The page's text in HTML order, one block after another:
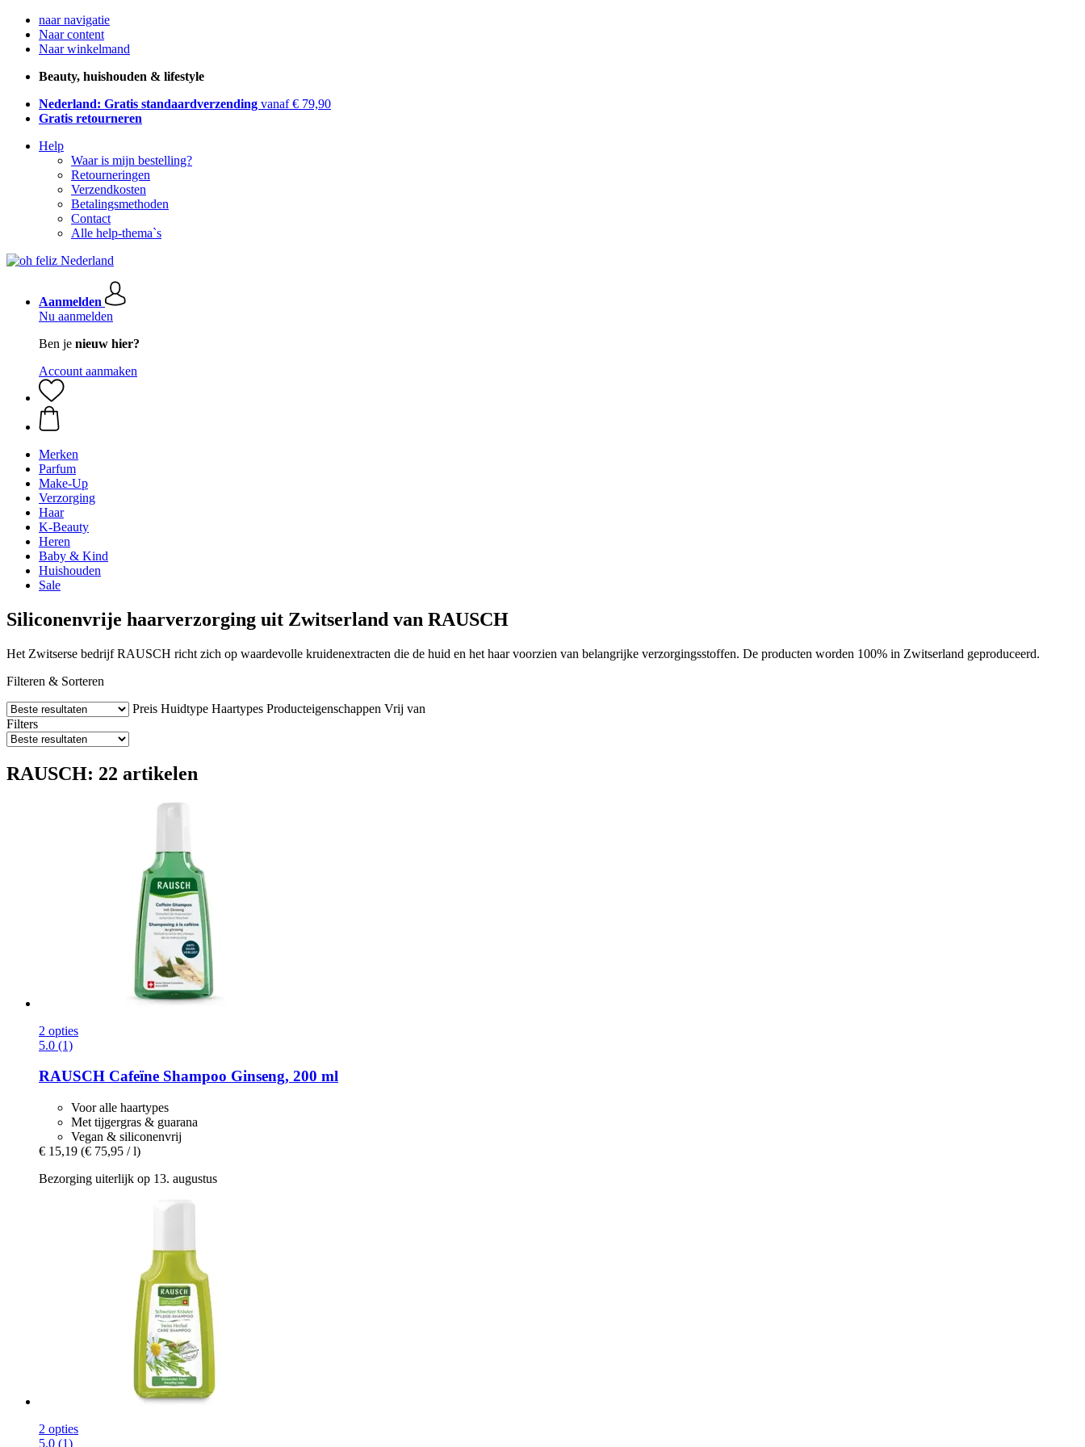
naar navigatie
Naar content
Naar winkelmand
Beauty, huishouden & lifestyle
Nederland: Gratis standaardverzending vanaf € 79,90
Gratis retourneren
Help
Waar is mijn bestelling?
Retourneringen
Verzendkosten
Betalingsmethoden
Contact
Alle help-thema`s
Aanmelden
Nu aanmelden
Ben je nieuw hier?
Account aanmaken
Merken
Parfum
Make-Up
Verzorging
Haar
K-Beauty
Heren
Baby & Kind
Huishouden
Sale
Siliconenvrije haarverzorging uit Zwitserland van RAUSCH
Het Zwitserse bedrijf RAUSCH richt zich op waardevolle kruidenextracten die de huid en het haar voorzien van belangrijke verzorgingsstoffen. De producten worden 100% in Zwitserland geproduceerd.
Filteren & Sorteren
Preis Huidtype Haartypes Producteigenschappen Vrij van
Filters
RAUSCH: 22 artikelen
2 opties
5.0 (1)
RAUSCH Cafeïne Shampoo Ginseng, 200 ml
Voor alle haartypes
Met tijgergras & guarana
Vegan & siliconenvrij
€ 15,19 (€ 75,95 / l)
Bezorging uiterlijk op 13. augustus
2 opties
5.0 (1)